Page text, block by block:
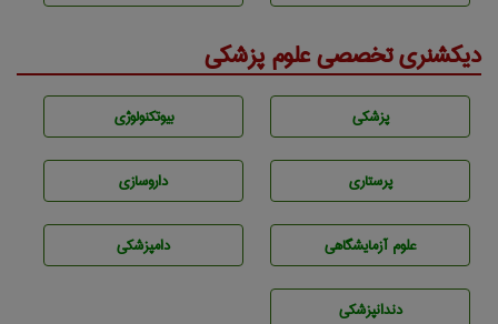
دیکشنری تخصصی علوم پزشکی
پزشكی بيوتكنولوژی
پرستاری داروسازی
علوم آزمايشگاهی دامپزشكی
دندانپزشكی